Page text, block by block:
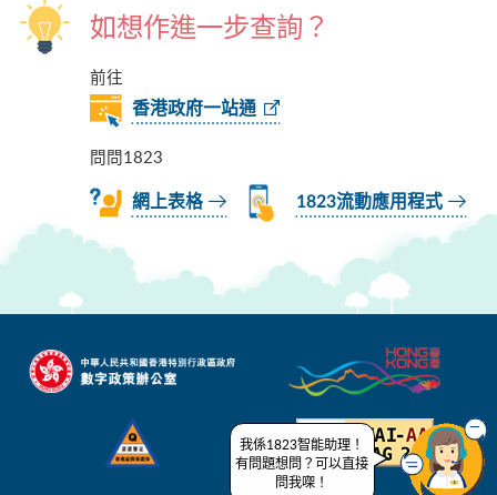
如想作進一步查詢？
前往
香港政府一站通
問問1823
網上表格 1823流動應用程式
我係1823智能助理！
有問題想問？可以直接
問我㗎！